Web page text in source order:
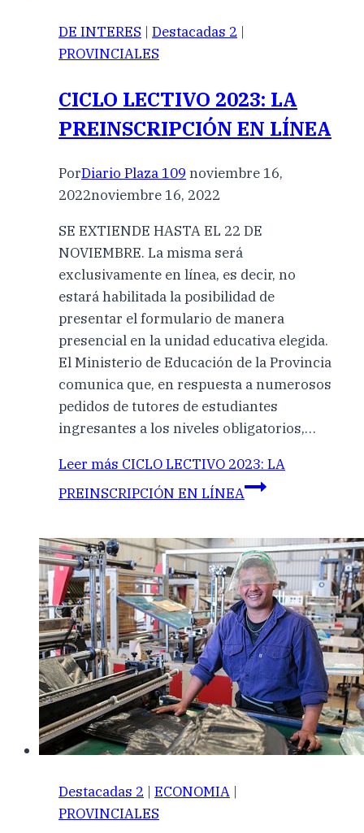
DE INTERES | Destacadas 2 |
PROVINCIALES
CICLO LECTIVO 2023: LA
PREINSCRIPCIÓN EN LÍNEA
PorDiario Plaza 109 noviembre 16,
2022noviembre 16, 2022
SE EXTIENDE HASTA EL 22 DE
NOVIEMBRE. La misma será
exclusivamente en línea, es decir, no
estará habilitada la posibilidad de
presentar el formulario de manera
presencial en la unidad educativa elegida.
El Ministerio de Educación de la Provincia
comunica que, en respuesta a numerosos
pedidos de tutores de estudiantes
ingresantes a los niveles obligatorios,…
Leer más CICLO LECTIVO 2023: LA
PREINSCRIPCIÓN EN LÍNEA
Destacadas 2 | ECONOMIA |
PROVINCIALES